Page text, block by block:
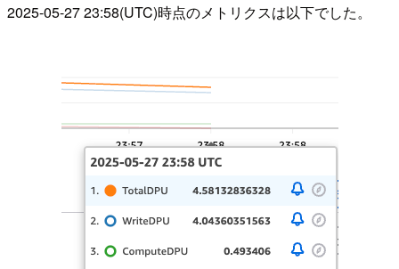
2025-05-27 23:58(UTC)時点のメトリクスは以下でした。